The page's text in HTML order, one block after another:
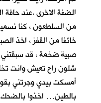
الضفة الاخرى .عند حافة
من السلطعون ، كنا
خائفا من القفز ، اخذ
صبية ضخمة ، قد سبقتني
شلون راح تعيش وانت
أمسكت بيدي وجرتني
بالطين… اخذوا